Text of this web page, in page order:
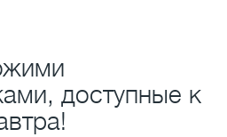
доступные к